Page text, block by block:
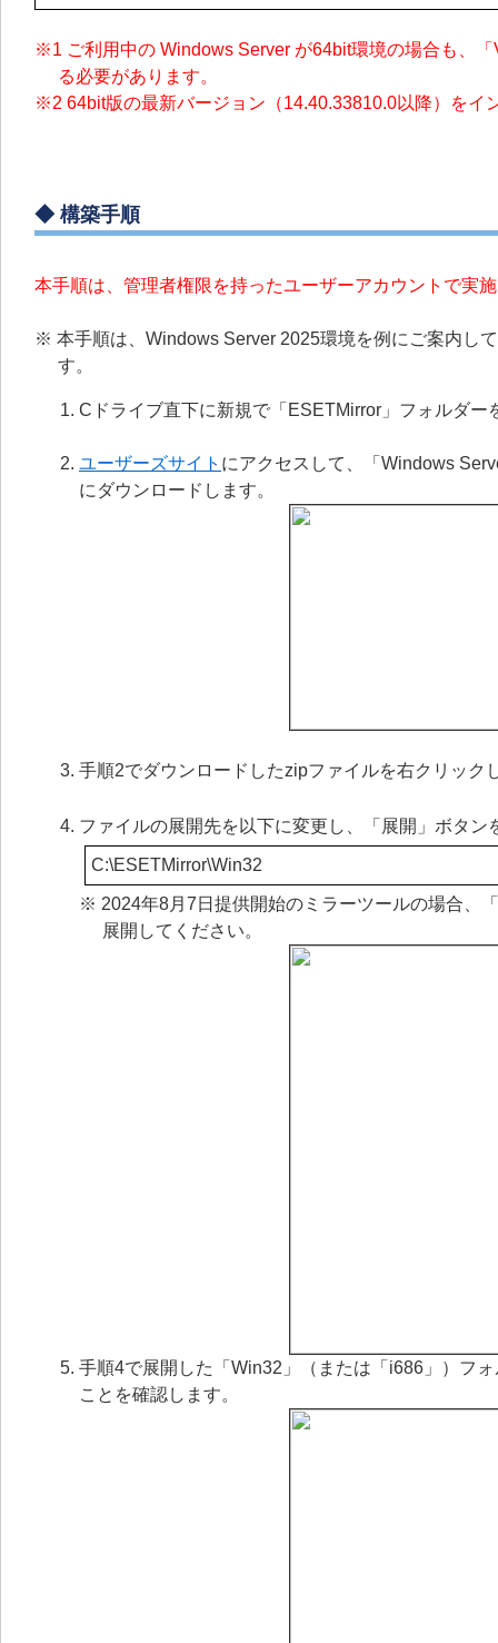
※1 ご利用中の Windows Server が64bit環境の場合も、
る必要があります。
※2 64bit版の最新バージョン（14.40.33810.0以降）をイ
◆ 構築手順
本手順は、管理者権限を持ったユーザーアカウントで実
※ 本手順は、Windows Server 2025環境を例にご案内し
す。
Cドライブ直下に新規で「ESETMirror」フォルダー
ユーザーズサイト にアクセスして、「Windows
にダウンロードします。
手順2でダウンロードしたzipファイルを右クリック
ファイルの展開先を以下に変更し、「展開」ボタン
C:\ESETMirror\Win32
※ 2024年8月7日提供開始のミラーツールの場合、
展開してください。
手順4で展開した「Win32」（または「i686」）フ
ことを確認します。